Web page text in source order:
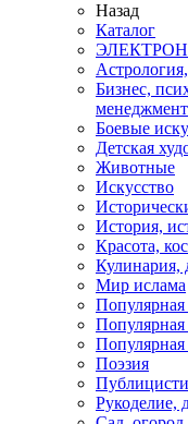
Назад
Каталог
Бизнес,
менеджмент
Боевые
Детская
Животные
Искусство
История,
Красота,
Кулинария,
Мир ислама
Популярная
Популярная
Поэзия
Рукоделие,